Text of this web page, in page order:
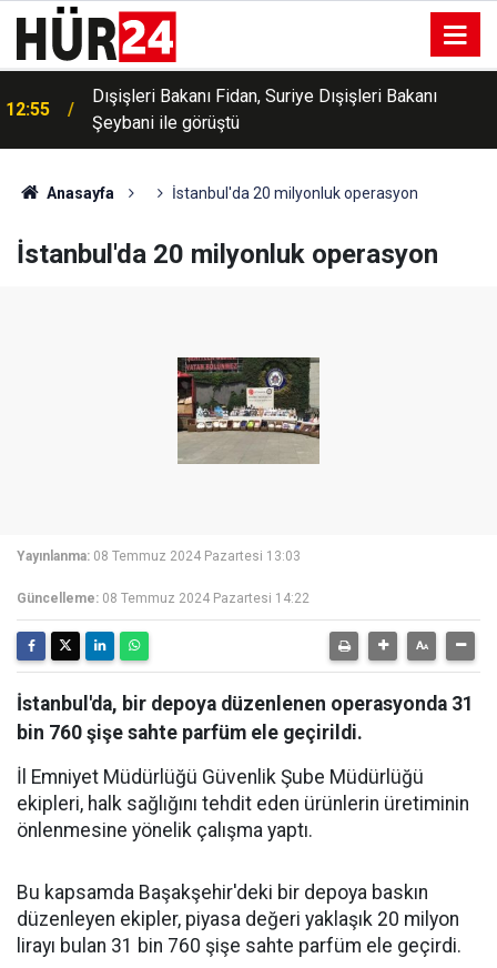
12:55
Dışişleri Bakanı Fidan, Suriye Dışişleri Bakanı
Şeybani ile görüştü
Anasayfa İstanbul'da 20 milyonluk operasyon
İstanbul'da 20 milyonluk operasyon
Yayınlanma: 08 Temmuz 2024 Pazartesi 13:03
Güncelleme: 08 Temmuz 2024 Pazartesi 14:22
İstanbul'da, bir depoya düzenlenen operasyonda 31
bin 760 şişe sahte parfüm ele geçirildi.
İl Emniyet Müdürlüğü Güvenlik Şube Müdürlüğü
ekipleri, halk sağlığını tehdit eden ürünlerin üretiminin
önlenmesine yönelik çalışma yaptı.
Bu kapsamda Başakşehir'deki bir depoya baskın
düzenleyen ekipler, piyasa değeri yaklaşık 20 milyon
lirayı bulan 31 bin 760 şişe sahte parfüm ele geçirdi.